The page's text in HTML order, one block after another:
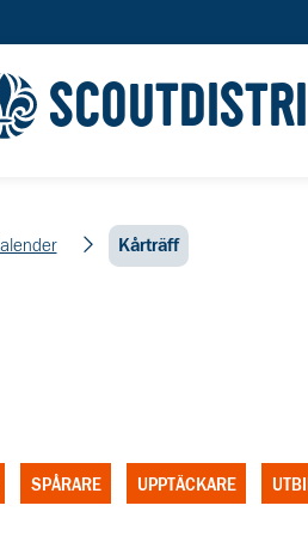
Kårträff
SPÅRARE UPPTÄCKARE